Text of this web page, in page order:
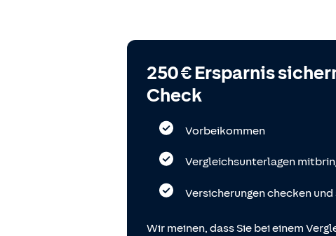
250 € Ersparnis
Check
Vorbeikommen
Vergleichsunterlagen
Versicherungen checken und
Wir meinen, dass Sie bei einem